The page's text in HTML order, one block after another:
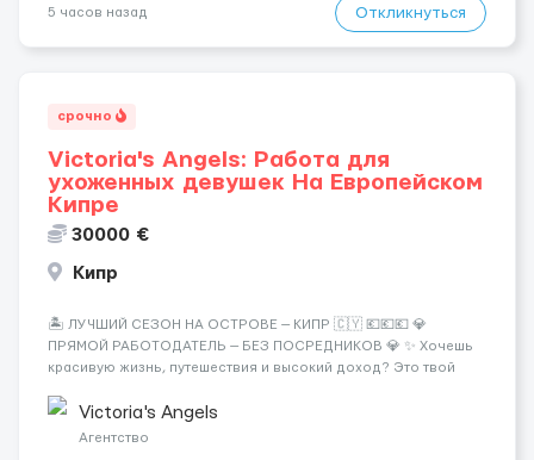
5 часов назад Откликнуться
срочно
Victoria's Angels: Работа для
ухоженных девушек На Европейском
Кипре
30000 €
Кипр
🏝️ ЛУЧШИЙ СЕЗОН НА ОСТРОВЕ — КИПР 🇨🇾 💶💶💶 💎
ПРЯМОЙ РАБОТОДАТЕЛЬ — БЕЗ ПОСРЕДНИКОВ 💎 ✨ Хочешь
красивую жизнь, путешествия и высокий доход? Это твой
Опытная команда с годами практики — Стабильный поток
клиентов (без ...
Victoria's Angels
Агентство